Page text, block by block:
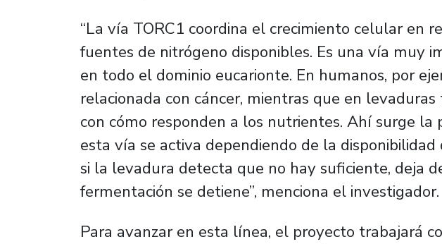
“La vía TORC1 coordina el crecimiento celular en
fuentes de nitrógeno disponibles. Es una vía muy
en todo el dominio eucarionte. En humanos, por
relacionada con cáncer, mientras que en
con cómo responden a los nutrientes. Ahí surge la
esta vía se activa dependiendo de la
si la levadura detecta que no hay suficiente, deja
fermentación se detiene”, menciona el investigador.
Para avanzar en esta línea, el proyecto trabajará